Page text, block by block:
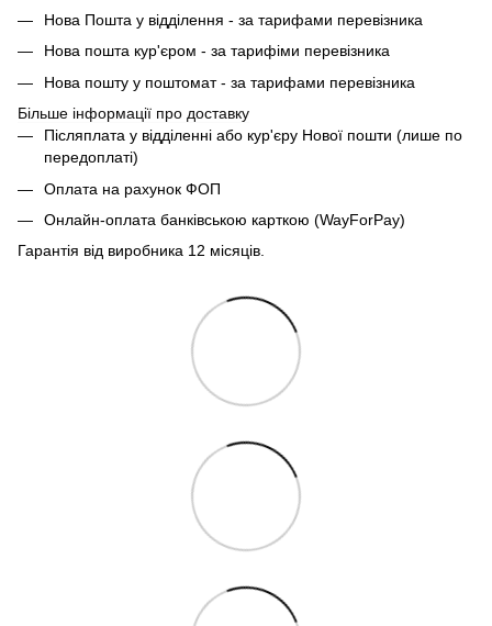
Нова Пошта у відділення - за тарифами перевізника
Нова пошта кур'єром - за тарифіми перевізника
Нова пошту у поштомат - за тарифами перевізника
Більше інформації про доставку
Післяплата у відділенні або кур'єру Нової пошти (лише по
передоплаті)
Оплата на рахунок ФОП
Онлайн-оплата банківською карткою (WayForPay)
Гарантія від виробника 12 місяців.